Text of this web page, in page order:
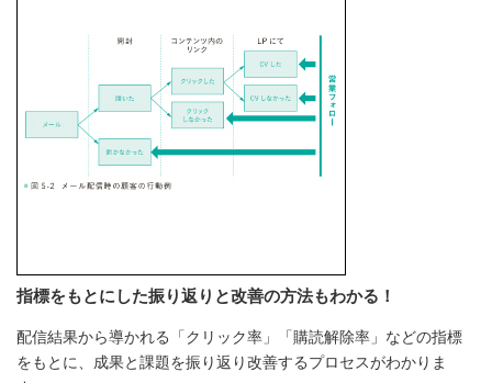
指標をもとにした振り返りと改善の方法もわかる！
配信結果から導かれる「クリック率」「購読解除率」などの指標
をもとに、成果と課題を振り返り改善するプロセスがわかりま